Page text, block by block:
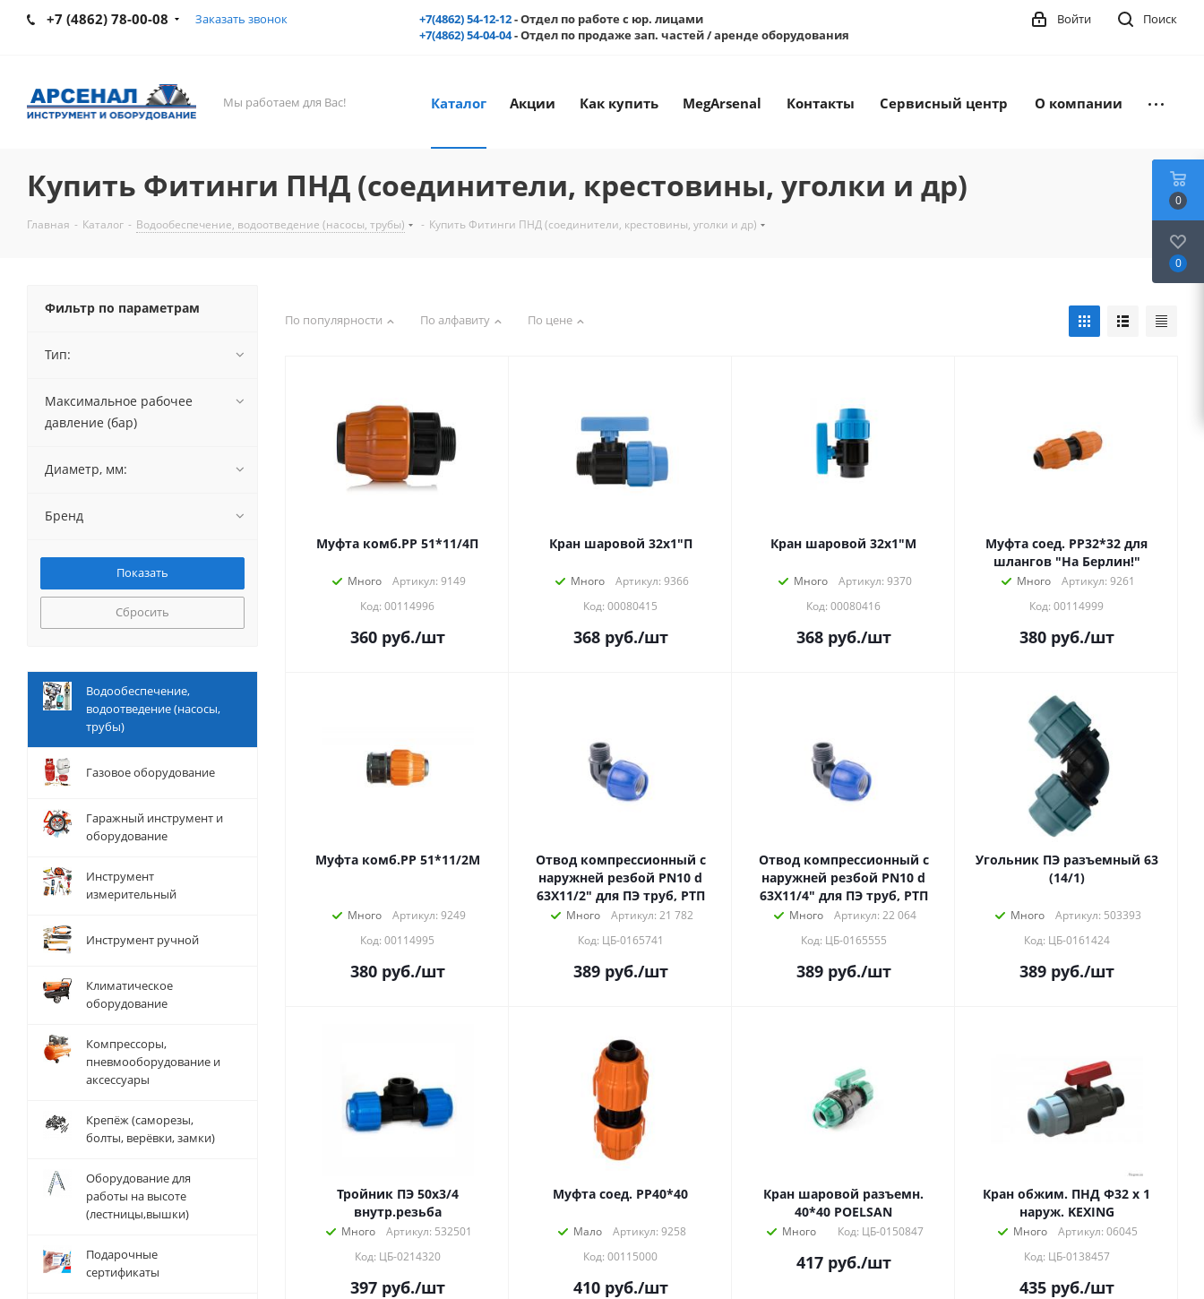
+7 (4862) 78-00-08 Заказать звонок +7(4862) 54-12-12- Отдел по работе с юр. лицами
+7(4862) 54-04-04- Отдел по продаже зап. частей / аренде оборудования
Поиск
Войти
Мы работаем для Вас! Каталог Акции Как купить MegArsenal Контакты Сервисный центр О компании
Купить Фитинги ПНД (соединители, крестовины, уголки и др)
Главная - Каталог - Водообеспечение, водоотведение (насосы, трубы) - Купить Фитинги ПНД (соединители, крестовины, уголки и др)
По популярности По алфавиту По цене
Муфта комб.РР 51*11/4П
Много
Артикул: 9149
Код: 00114996
360руб./шт
Кран шаровой 32х1"П
Много
Артикул: 9366
Код: 00080415
368руб./шт
Кран шаровой 32х1"М
Много
Артикул: 9370
Код: 00080416
368руб./шт
Муфта соед. РР32*32 для
шлангов "На Берлин!"
Много
Артикул: 9261
Код: 00114999
380руб./шт
Муфта комб.РР 51*11/2М
Много
Артикул: 9249
Код: 00114995
380руб./шт
Отвод компрессионный с
наружней резбой PN10 d
63X11/2" для ПЭ труб, РТП
Много
Артикул: 21 782
Код: ЦБ-0165741
389руб./шт
Отвод компрессионный с
наружней резбой PN10 d
63X11/4" для ПЭ труб, РТП
Много
Артикул: 22 064
Код: ЦБ-0165555
389руб./шт
Угольник ПЭ разъемный 63
(14/1)
Много
Артикул: 503393
Код: ЦБ-0161424
389руб./шт
Тройник ПЭ 50х3/4
внутр.резьба
Много
Артикул: 532501
Код: ЦБ-0214320
397руб./шт
Муфта соед. РР40*40
Мало
Артикул: 9258
Код: 00115000
410руб./шт
Кран шаровой разъемн.
40*40 POELSAN
Много Код: ЦБ-0150847
417руб./шт
Кран обжим. ПНД Ф32 х 1
наруж. KEXING
Много
Артикул: 06045
Код: ЦБ-0138457
435руб./шт
Фильтр по параметрам
Тип:
Максимальное рабочее
давление (бар)
Диаметр, мм:
Бренд
Сбросить
Водообеспечение,
водоотведение (насосы,
трубы)
Газовое оборудование
Гаражный инструмент и
оборудование
Инструмент
измерительный
Инструмент ручной
Климатическое
оборудование
Компрессоры,
пневмооборудование и
аксессуары
Крепёж (саморезы,
болты, верёвки, замки)
Оборудование для
работы на высоте
(лестницы,вышки)
Подарочные
сертификаты
0
0